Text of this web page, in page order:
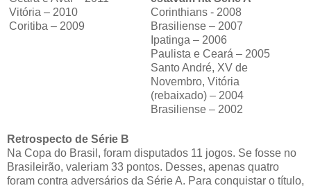
Vitória – 2010
Coritiba – 2009
Corinthians - 2008
Brasiliense – 2007
Ipatinga – 2006
Paulista e Ceará – 2005
Santo André, XV de
Novembro, Vitória
(rebaixado) – 2004
Brasiliense – 2002
Retrospecto de Série B
Na Copa do Brasil, foram disputados 11 jogos. Se fosse no
Brasileirão, valeriam 33 pontos. Desses, apenas quatro
foram contra adversários da Série A. Para conquistar o título,